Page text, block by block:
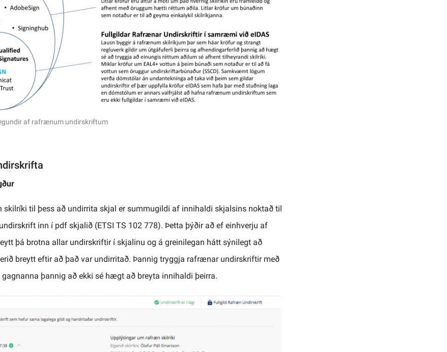
af rafrænum undirskriftum
til þess að undirrita skjal er summugildi af innihaldi skjalsins noktað til
inn í pdf skjalið (ETSI TS 102 778). Þetta þýðir að ef einhverju af
þá brotna allar undirskriftir í skjalinu og á greinilegan hátt sýnilegt að
breytt eftir að það var undirritað. Þannig tryggja rafrænar undirskriftir með
þannig að ekki sé hægt að breyta innihaldi þeirra.